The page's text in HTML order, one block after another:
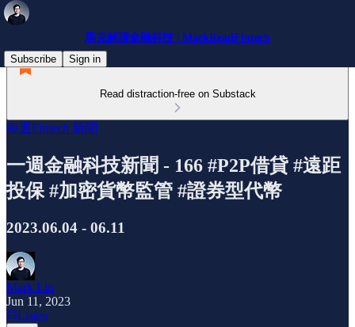
馬克解讀金融科技 | MarkReadFintech
Subscribe
Sign in
Read distraction-free on Substack
每週Fintech 新聞
一週金融科技新聞 - 166 #P2P借貸 #遠距
投保 #加密貨幣監管 #證券型代幣
2023.06.04 - 06.11
Mark Lin
Jun 11, 2023
Listen